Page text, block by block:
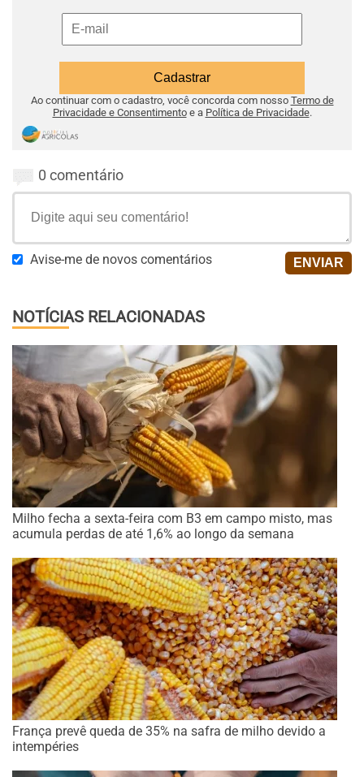
Ao continuar com o cadastro, você concorda com nosso Termo de
Privacidade e Consentimentoe a Política de Privacidade.
0 comentário
Avise-me de novos comentários
NOTÍCIAS RELACIONADAS
Milho fecha a sexta-feira com B3 em campo misto, mas
acumula perdas de até 1,6% ao longo da semana
França prevê queda de 35% na safra de milho devido a
intempéries